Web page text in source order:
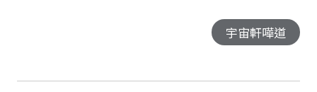
宇宙軒嘩道